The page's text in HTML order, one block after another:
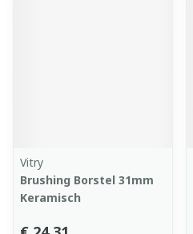
Vitry
Brushing Borstel 31mm
Keramisch